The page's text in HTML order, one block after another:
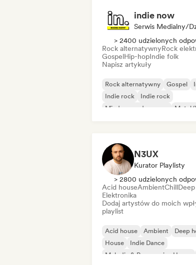
indie now
Serwis Medialny/
> 2400 udzielonych
Rock alternatywnyRock
GospelHip-hopIndie folk
Napisz artykuły
Rock alternatywny Gospel
Indie rock
Indie rock
Międzynarodowy rap
Metal/
N3UX
Kurator Playlisty
> 2800 udzielonych
Acid houseAmbientChill
Elektronika
Dodaj artystów do moich
playlist
Acid house Ambient
Deep
House
Indie Dance
Melodic & Progressive House